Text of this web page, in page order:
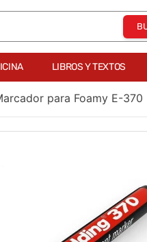
LIBROS Y TEXTOS
para Foamy E-370